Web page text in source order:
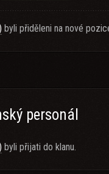
byli přiděleni na nové
personál
byli přijati do klanu.